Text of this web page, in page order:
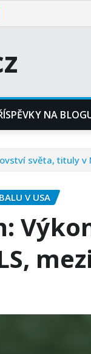
NA
světa, tituly v
V USA